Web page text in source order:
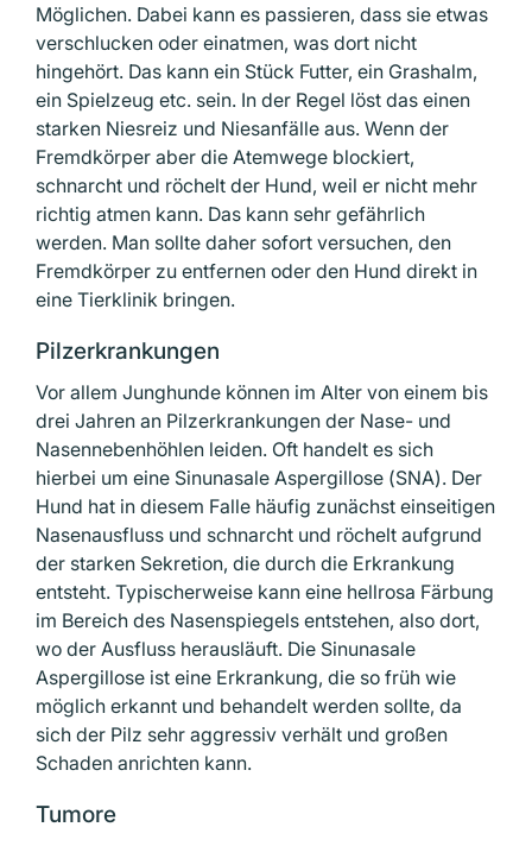
Möglichen. Dabei kann es passieren, dass sie etwas
verschlucken oder einatmen, was dort nicht
hingehört. Das kann ein Stück Futter, ein Grashalm,
ein Spielzeug etc. sein. In der Regel löst das einen
starken Niesreiz und Niesanfälle aus. Wenn der
Fremdkörper aber die Atemwege blockiert,
schnarcht und röchelt der Hund, weil er nicht mehr
richtig atmen kann. Das kann sehr gefährlich
werden. Man sollte daher sofort versuchen, den
Fremdkörper zu entfernen oder den Hund direkt in
eine Tierklinik bringen.
Pilzerkrankungen
Vor allem Junghunde können im Alter von einem bis
drei Jahren an Pilzerkrankungen der Nase- und
Nasennebenhöhlen leiden. Oft handelt es sich
hierbei um eine Sinunasale Aspergillose (SNA). Der
Hund hat in diesem Falle häufig zunächst einseitigen
Nasenausfluss und schnarcht und röchelt aufgrund
der starken Sekretion, die durch die Erkrankung
entsteht. Typischerweise kann eine hellrosa Färbung
im Bereich des Nasenspiegels entstehen, also dort,
wo der Ausfluss herausläuft. Die Sinunasale
Aspergillose ist eine Erkrankung, die so früh wie
möglich erkannt und behandelt werden sollte, da
sich der Pilz sehr aggressiv verhält und großen
Schaden anrichten kann.
Tumore